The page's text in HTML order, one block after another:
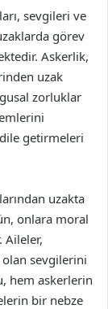
sevgileri ve
görev
Askerlik,
uzak
zorluklar
getirmeleri
uzakta
onlara moral
Aileler,
sevgilerini
hem askerlerin
bir nebze